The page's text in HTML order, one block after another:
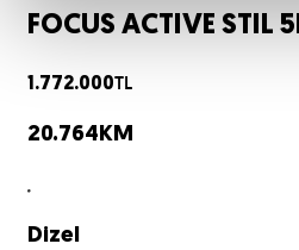
FOCUS ACTIVE STIL
1.772.000TL
20.764KM
Dizel